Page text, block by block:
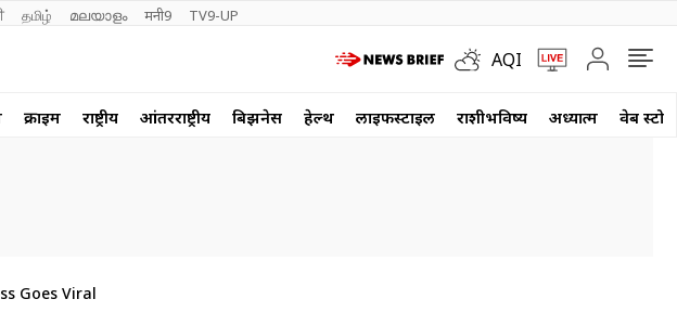
தமிழ் മലയാളം मनी9 TV9-UP
AQI
क्राईम राष्ट्रीय आंतरराष्ट्रीय बिझनेस हेल्थ लाईफस्टाईल राशीभविष्य अध्यात्म वेब
Goes Viral